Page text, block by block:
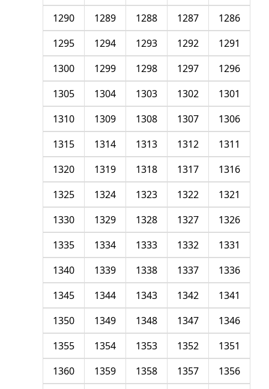
1286
1287
1288
1289
1290
1291
1292
1293
1294
1295
1296
1297
1298
1299
1300
1301
1302
1303
1304
1305
1306
1307
1308
1309
1310
1311
1312
1313
1314
1315
1316
1317
1318
1319
1320
1321
1322
1323
1324
1325
1326
1327
1328
1329
1330
1331
1332
1333
1334
1335
1336
1337
1338
1339
1340
1341
1342
1343
1344
1345
1346
1347
1348
1349
1350
1351
1352
1353
1354
1355
1356
1357
1358
1359
1360